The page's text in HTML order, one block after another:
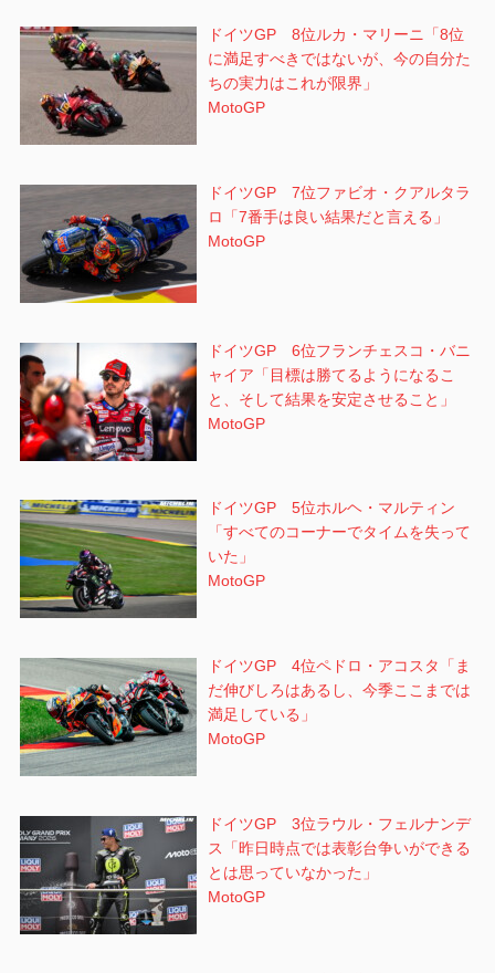
ドイツGP 8位ルカ・マリーニ「8位
に満足すべきではないが、今の自分た
ちの実力はこれが限界」
MotoGP
ドイツGP 7位ファビオ・クアルタラ
ロ「7番手は良い結果だと言える」
MotoGP
ドイツGP 6位フランチェスコ・バニ
ャイア「目標は勝てるようになるこ
と、そして結果を安定させること」
MotoGP
ドイツGP 5位ホルヘ・マルティン
「すべてのコーナーでタイムを失って
いた」
MotoGP
ドイツGP 4位ペドロ・アコスタ「ま
だ伸びしろはあるし、今季ここまでは
満足している」
MotoGP
ドイツGP 3位ラウル・フェルナンデ
ス「昨日時点では表彰台争いができる
とは思っていなかった」
MotoGP